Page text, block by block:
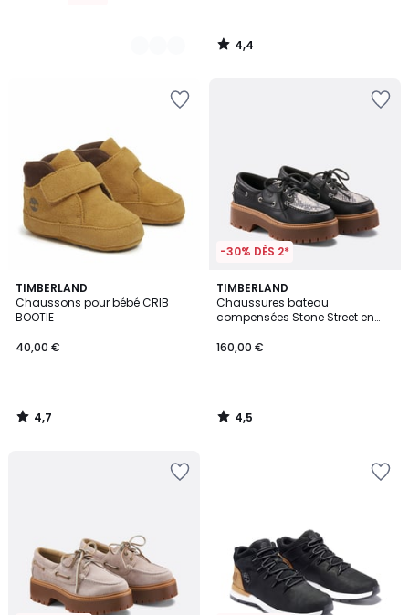
4,4
/
TIMBERLAND
Chaussons pour bébé CRIB
BOOTIE
40,00 €
4,7
/ 5
4,7
/
-30% DÈS 2*
TIMBERLAND
Chaussures bateau
compensées Stone Street en
160,00 €
4,5
/ 5
4,5
/